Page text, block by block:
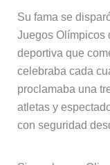
Su fama se
Juegos Olímpicos
deportiva que
celebraba cada
proclamaba una
atletas y
con seguridad